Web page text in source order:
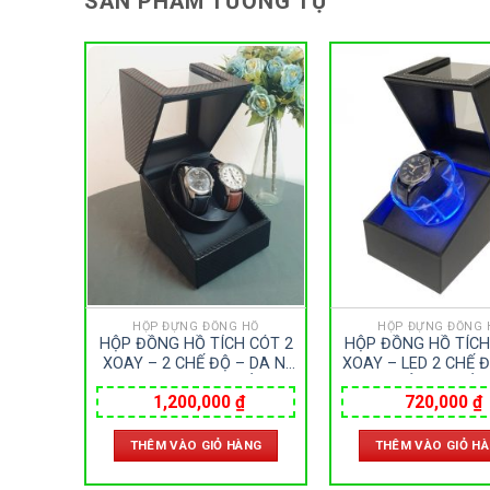
HỘP ĐỰNG ĐỒNG HỒ
HỘP ĐỒNG HỒ TÍCH CÓT 2
XOAY – 2 CHẾ ĐỘ – DA NỈ
CACBON CAO CẤP
1,200,000 ₫
THÊM VÀO GIỎ HÀNG
HỘP ĐỰNG ĐỒNG
HỘP ĐỒNG HỒ
XOAY – LED 2 CHẾ
NỈ CAO CẤP
720,000₫
THÊM VÀO GIỎ